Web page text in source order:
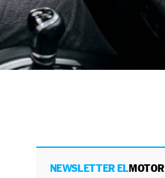
NEWSLETTER ELMOTOR